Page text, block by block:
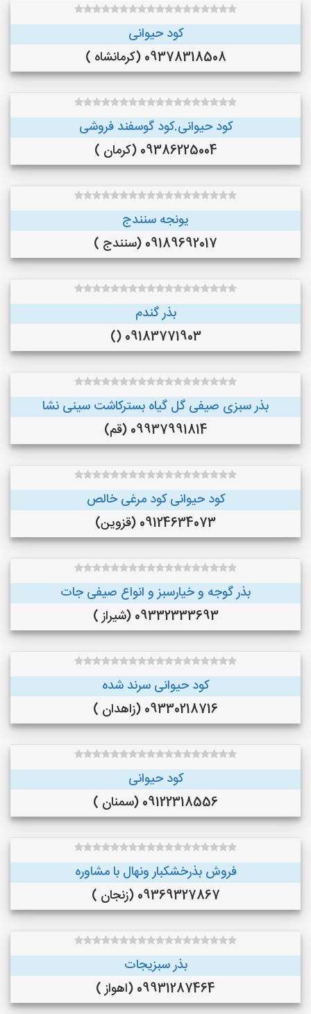
کود حیوانی
09378318508 (کرمانشاه )
کود حیوانی.کود گوسفند فروشی
09386225004 (کرمان )
یونجه سنندج
09189692017 (سنندج )
بذر گندم
09183771903 ()
بذر سبزی صیفی گل گیاه بسترکاشت سینی نشا
09937991814 (قم)
کود حیوانی کود مرغی خالص
09124634073 (قزوین)
بذر گوجه و خیارسبز و انواع صیفی جات
09332333693 (شیراز )
کود حیوانی سرند شده
09330218716 (زاهدان )
کود حیوانی
09122318556 (سمنان )
فروش بذرخشکبار ونهال با مشاوره
09369327867 (زنجان )
بذر سبزیجات
09931287464 (اهواز )